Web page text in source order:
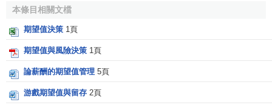
式中，δt為第t年凈現值的標準差，其它符號意義同前。
整個項目壽命周期的標準差計算公式為：
本條目相關文檔
期望值決策 1頁
期望值與風險決策 1頁
論薪酬的期望值管理 5頁
游戲期望值與留存 2頁